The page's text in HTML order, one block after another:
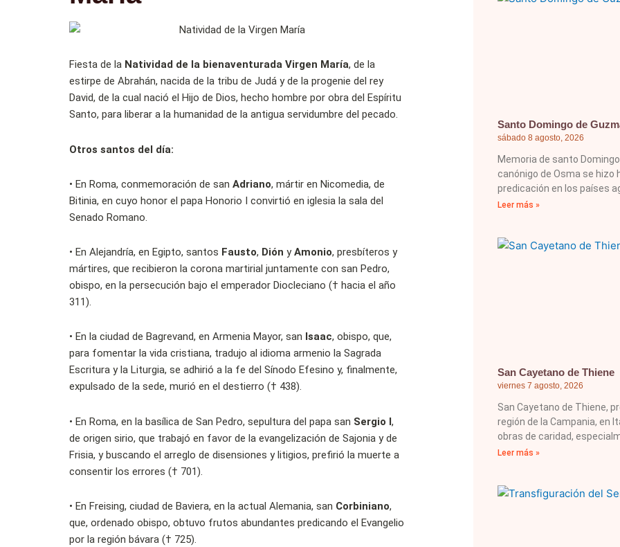
Fiesta de la Natividad de la bienaventurada Virgen María, de la
estirpe de Abrahán, nacida de la tribu de Judá y de la progenie del rey
David, de la cual nació el Hijo de Dios, hecho hombre por obra del Espíritu
Santo, para liberar a la humanidad de la antigua servidumbre del pecado.
Otros santos del día:
• En Roma, conmemoración de san Adriano, mártir en Nicomedia, de
Bitinia, en cuyo honor el papa Honorio I convirtió en iglesia la sala del
Senado Romano.
• En Alejandría, en Egipto, santos Fausto, Dión yAmonio, presbíteros y
mártires, que recibieron la corona martirial juntamente con san Pedro,
obispo, en la persecución bajo el emperador Diocleciano († hacia el año
311).
• En la ciudad de Bagrevand, en Armenia Mayor, san Isaac, obispo, que,
para fomentar la vida cristiana, tradujo al idioma armenio la Sagrada
Escritura y la Liturgia, se adhirió a la fe del Sínodo Efesino y, finalmente,
expulsado de la sede, murió en el destierro († 438).
• En Roma, en la basílica de San Pedro, sepultura del papa san Sergio I,
de origen sirio, que trabajó en favor de la evangelización de Sajonia y de
Frisia, y buscando el arreglo de disensiones y litigios, prefirió la muerte a
consentir los errores († 701).
• En Freising, ciudad de Baviera, en la actual Alemania, san Corbiniano,
que, ordenado obispo, obtuvo frutos abundantes predicando el Evangelio
por la región bávara († 725).
Santo Domingo de
sábado 8 agosto, 2026
Memoria de santo
canónigo de Osma se hizo
predicación en los países
Leer más »
San Cayetano de Thiene
viernes 7 agosto, 2026
San Cayetano de Thiene,
región de la Campania, en
obras de caridad,
Leer más »